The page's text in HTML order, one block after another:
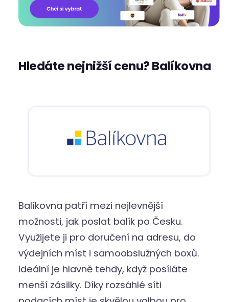
Hledáte nejnižší cenu? Balíkovna
Balíkovna patří mezi nejlevnější
možnosti, jak poslat balík po Česku.
Využijete ji pro doručení na adresu, do
výdejních míst i samoobslužných boxů.
Ideální je hlavně tehdy, když posíláte
menší zásilky. Díky rozsáhlé síti